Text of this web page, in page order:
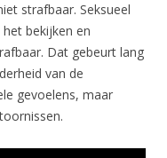
strafbaar. Seksueel
bekijken en
Dat gebeurt lang
van de
gevoelens, maar